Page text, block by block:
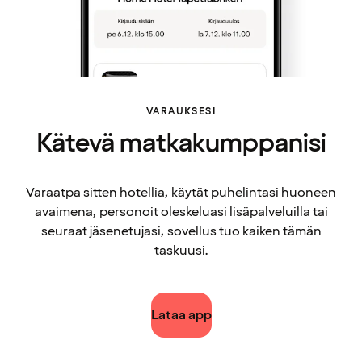
VARAUKSESI
Kätevä matkakumppanisi
Varaatpa sitten hotellia, käytät puhelintasi huoneen
avaimena, personoit oleskeluasi lisäpalveluilla tai
seuraat jäsenetujasi, sovellus tuo kaiken tämän
taskuusi.
Lataa app